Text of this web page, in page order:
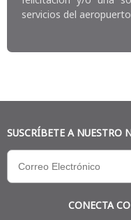
servicios del
CONECTA
SUSCRÍBETE A NUESTRO